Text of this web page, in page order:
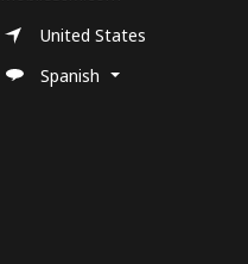
United States
Spanish